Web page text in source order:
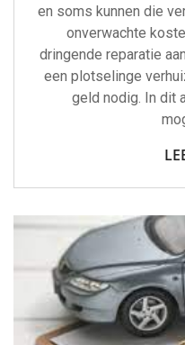
en soms kunnen die
onverwachte
dringende reparatie
een plotselinge
geld nodig. In dit